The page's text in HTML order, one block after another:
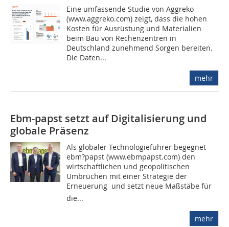
Eine umfassende Studie von Aggreko
(www.aggreko.com) zeigt, dass die hohen
Kosten für Ausrüstung und Materialien
beim Bau von Rechenzentren in
Deutschland zunehmend Sorgen bereiten.
Die Daten...
mehr
Ebm-papst setzt auf Digitalisierung und
globale Präsenz
Als globaler Technologieführer begegnet
ebm?papst (www.ebmpapst.com) den
wirtschaftlichen und geopolitischen
Umbrüchen mit einer Strategie der
Erneuerung  und setzt neue Maßstäbe für
die...
mehr